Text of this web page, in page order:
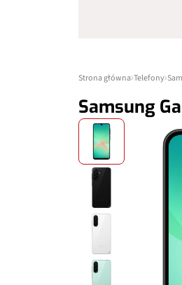
Strona główna Telefony
Samsung